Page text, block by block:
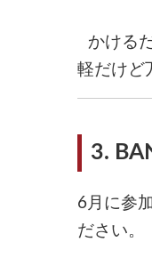
かける
軽だけど
3.
6月に参
ださい。